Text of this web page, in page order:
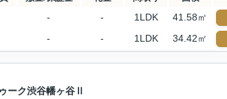
- - 1LDK 41.58㎡
- - 1LDK 34.42㎡
ーク渋谷幡ヶ谷Ⅱ